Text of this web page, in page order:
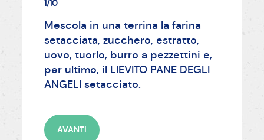
1/10
Mescola in una terrina la farina
setacciata, zucchero, estratto,
uovo, tuorlo, burro a pezzettini e,
per ultimo, il LIEVITO PANE DEGLI
ANGELI setacciato.
AVANTI